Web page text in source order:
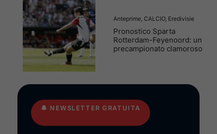
Anteprime, CALCIO, Eredivisie
Pronostico Sparta
Rotterdam-Feyenoord: un
precampionato clamoroso
🔔 NEWSLETTER GRATUITA